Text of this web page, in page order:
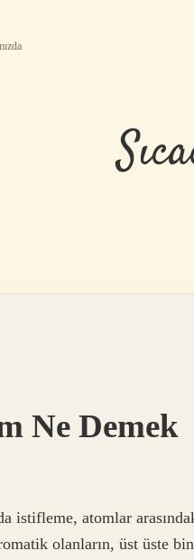
Ne Demek
istifleme, atomlar
olanların, üst üste